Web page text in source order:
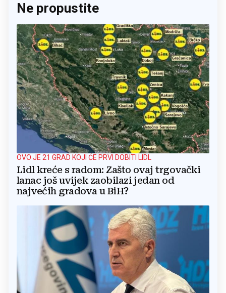
Ne propustite
OVO JE 21 GRAD KOJI ĆE PRVI DOBITI LIDL
Lidl kreće s radom: Zašto ovaj trgovački
lanac još uvijek zaobilazi jedan od
najvećih gradova u BiH?